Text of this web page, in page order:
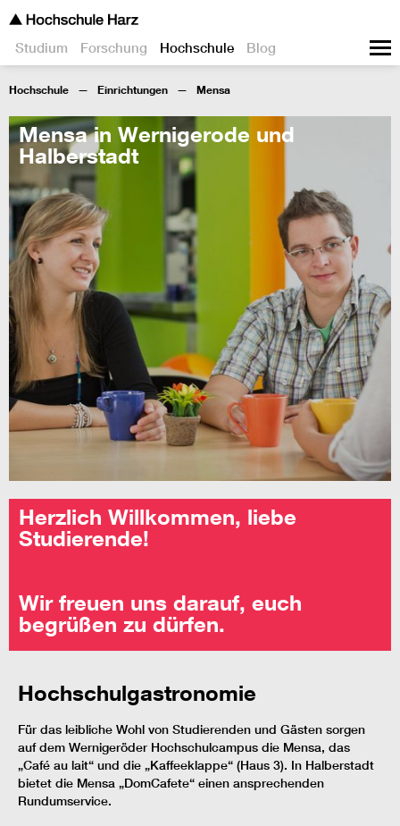
Studium Forschung Hochschule Blog
Hochschule Einrichtungen Mensa
Mensa in Wernigerode und
Halberstadt
Herzlich Willkommen, liebe
Studierende!
Wir freuen uns darauf, euch
begrüßen zu dürfen.
Hochschulgastronomie
Für das leibliche Wohl von Studierenden und Gästen sorgen
auf dem Wernigeröder Hochschulcampus die Mensa, das
„Café au lait“ und die „Kaffeeklappe“ (Haus 3). In Halberstadt
bietet die Mensa „DomCafete“ einen ansprechenden
Rundumservice.